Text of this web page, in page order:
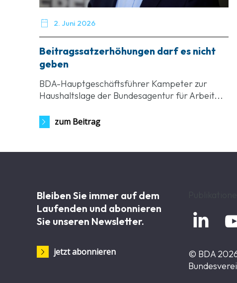
 2. Juni 2026
Beitragssatzerhöhungen darf es nicht
geben
BDA-Hauptgeschäftsführer Kampeter zur
Haushaltslage der Bundesagentur für Arbeit...
zum Beitrag
Bleiben Sie immer auf dem
Laufenden und abonnieren
Sie unseren Newsletter.
jetzt abonnieren

© BDA